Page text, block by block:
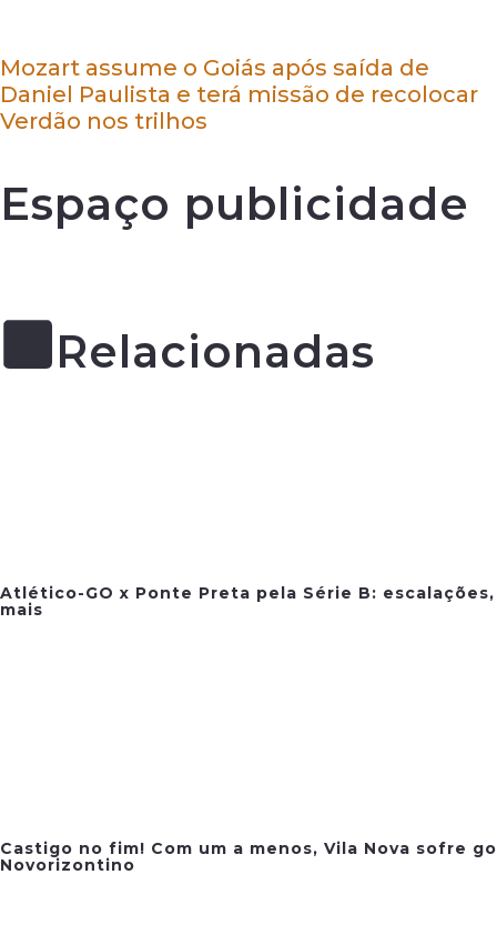
Mozart assume o Goiás após saída de
Daniel Paulista e terá missão de recolocar
Verdão nos trilhos
Espaço publicidade
Relacionadas
Atlético-GO x Ponte Preta pela Série B:
mais
Castigo no fim! Com um a menos, Vila Nova sofre
Novorizontino